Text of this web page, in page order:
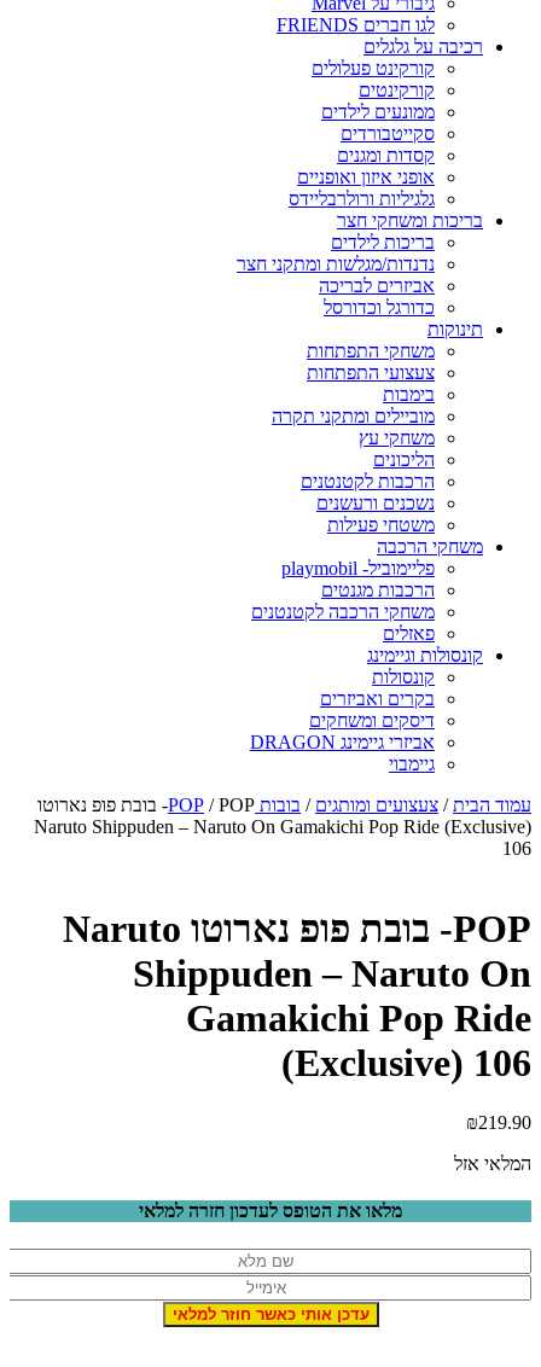
לגו חברים FRIENDS
רכיבה על גלגלים
קורקינט פעלולים
קורקינטים
ממונעים לילדים
סקייטבורדים
קסדות ומגנים
אופני איזון ואופניים
גלגיליות ורולרבליידס
בריכות ומשחקי חצר
בריכות לילדים
נדנדות/מגלשות ומתקני חצר
אביזרים לבריכה
כדורגל וכדורסל
תינוקות
משחקי התפתחות
צעצועי התפתחות
בימבות
מוביילים ומתקני תקרה
משחקי עץ
הליכונים
הרכבות לקטנטנים
נשכנים ורעשנים
משטחי פעילות
משחקי הרכבה
פליימוביל- playmobil
הרכבות מגנטים
משחקי הרכבה לקטנטנים
פאזלים
קונסולות וגיימינג
קונסולות
בקרים ואביזרים
דיסקים ומשחקים
אביזרי גיימינג DRAGON
גיימבוי
עמוד הבית/ צעצועים ומותגים / בובות POP
/ POP- בובת פופ נארוטו
Naruto Shippuden – Naruto On Gamakichi Pop Ride (Exclusive)
106
POP- בובת פופ נארוטו Naruto
Shippuden – Naruto On
Gamakichi Pop Ride
(Exclusive) 106
₪219.90
המלאי אזל
מלאו את הטופס לעדכון חזרה למלאי